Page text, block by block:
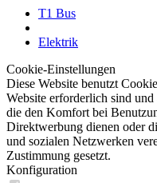
T1 Bus
Elektrik
Cookie-Einstellungen
Diese Website benutzt
Website erforderlich sind
die den Komfort bei
Direktwerbung dienen oder
und sozialen Netzwerken
Zustimmung gesetzt.
Konfiguration